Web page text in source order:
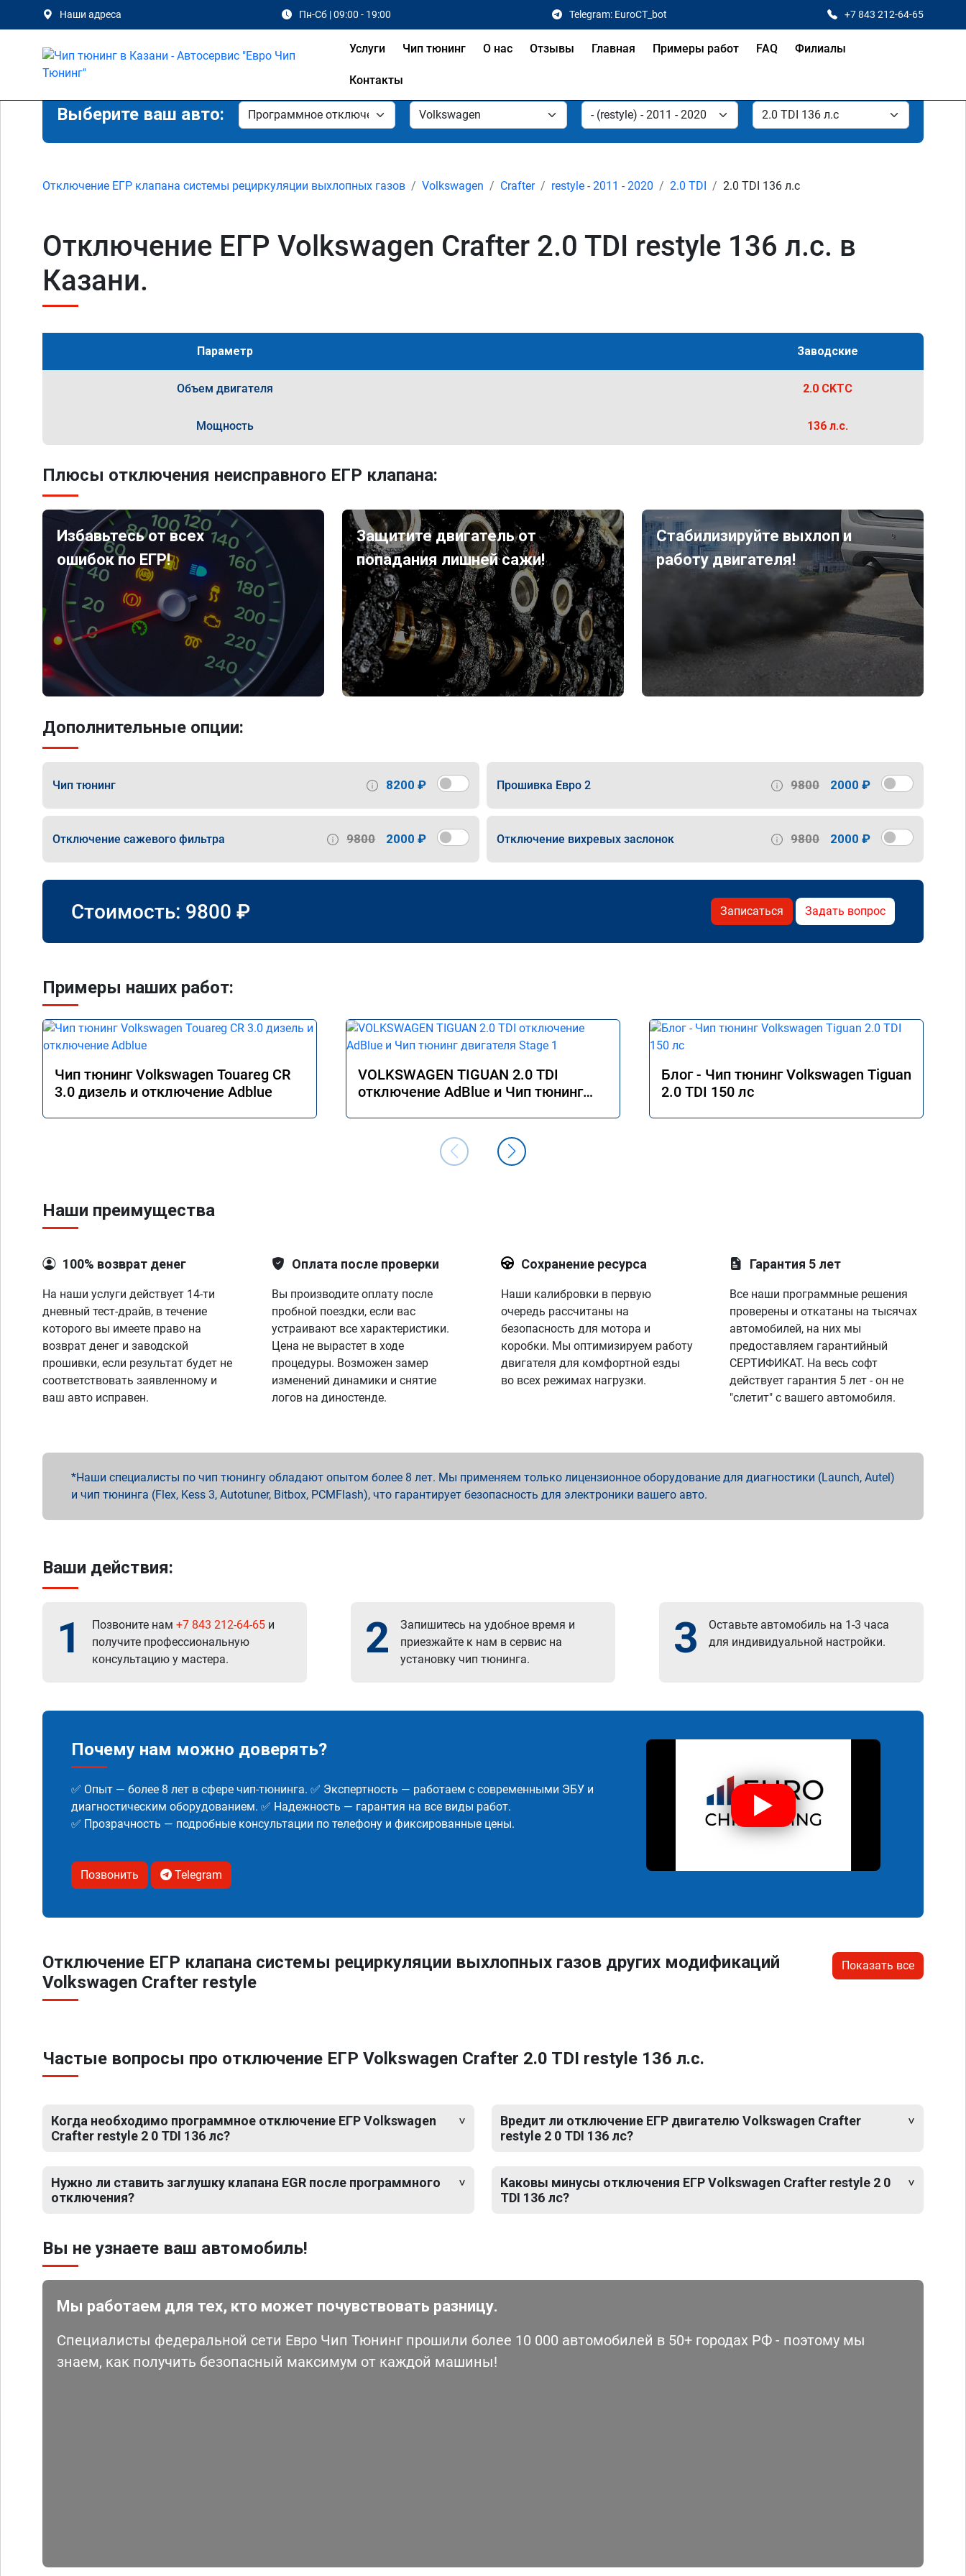
Наши адреса Пн-Сб | 09:00 - 19:00 Telegram: EuroCT_bot +7 843 212-64-65
Услуги Чип тюнинг О нас Отзывы Главная Примеры работ FAQ Филиалы
Контакты
Выберите ваш авто:
Отключение ЕГР клапана системы рециркуляции выхлопных газов Volkswagen Crafter restyle - 2011 - 2020 2.0 TDI 2.0 TDI 136 л.с
Отключение ЕГР Volkswagen Crafter 2.0 TDI restyle 136 л.с. в
Казани.
Параметр Заводские
Объем двигателя 2.0 CKTC
Мощность 136 л.с.
Плюсы отключения неисправного ЕГР клапана:
Избавьтесь от всех
ошибок по ЕГР!
Защитите двигатель от
попадания лишней сажи!
Стабилизируйте выхлоп и
работу двигателя!
Дополнительные опции:
Чип тюнинг 8200 ₽ Прошивка Евро 2 9800 2000 ₽
Отключение сажевого фильтра 9800 2000 ₽ Отключение вихревых заслонок 9800 2000 ₽
Стоимость: 9800 ₽ Записаться Задать вопрос
Примеры наших работ:
Чип тюнинг Volkswagen Touareg CR
3.0 дизель и отключение Adblue
VOLKSWAGEN TIGUAN 2.0 TDI
отключение AdBlue и Чип тюнинг
Блог - Чип тюнинг Volkswagen Tiguan
2.0 TDI 150 лс
Наши преимущества
100% возврат денег
На наши услуги действует 14-ти
дневный тест-драйв, в течение
которого вы имеете право на
возврат денег и заводской
прошивки, если результат будет не
соответствовать заявленному и
ваш авто исправен.
Оплата после проверки
Вы производите оплату после
пробной поездки, если вас
устраивают все характеристики.
Цена не вырастет в ходе
процедуры. Возможен замер
изменений динамики и снятие
логов на диностенде.
Сохранение ресурса
Наши калибровки в первую
очередь рассчитаны на
безопасность для мотора и
коробки. Мы оптимизируем работу
двигателя для комфортной езды
во всех режимах нагрузки.
Гарантия 5 лет
Все наши программные решения
проверены и откатаны на тысячах
автомобилей, на них мы
предоставляем гарантийный
СЕРТИФИКАТ. На весь софт
действует гарантия 5 лет - он не
"слетит" с вашего автомобиля.
Наши специалисты по чип тюнингу обладают опытом более 8 лет. Мы применяем только лицензионное оборудование для диагностики (Launch, Autel)
и чип тюнинга (Flex, Kess 3, Autotuner, Bitbox, PCMFlash), что гарантирует безопасность для электроники вашего авто.
Ваши действия:
1 Позвоните нам +7 843 212-64-65 и
получите профессиональную
консультацию у мастера.
2
Запишитесь на удобное время и
приезжайте к нам в сервис на
установку чип тюнинга.
3
Оставьте автомобиль на 1-3 часа
для индивидуальной настройки.
Почему нам можно доверять?
✅ Опыт — более 8 лет в сфере чип-тюнинга. ✅ Экспертность — работаем с современными ЭБУ и
диагностическим оборудованием. ✅ Надежность — гарантия на все виды работ.
✅ Прозрачность — подробные консультации по телефону и фиксированные цены.
Позвонить Telegram
Отключение ЕГР клапана системы рециркуляции выхлопных газов других модификаций
Volkswagen Crafter restyle
Показать все
Частые вопросы про отключение ЕГР Volkswagen Crafter 2.0 TDI restyle 136 л.с.
Когда необходимо программное отключение ЕГР Volkswagen
Crafter restyle 2 0 TDI 136 лс?
Нужно ли ставить заглушку клапана EGR после программного
отключения?
Вредит ли отключение ЕГР двигателю Volkswagen Crafter
restyle 2 0 TDI 136 лс?
Каковы минусы отключения ЕГР Volkswagen Crafter restyle 2 0
TDI 136 лс?
Вы не узнаете ваш автомобиль!
Мы работаем для тех, кто может почувствовать разницу.
Специалисты федеральной сети Евро Чип Тюнинг прошили более 10 000 автомобилей в 50+ городах РФ - поэтому мы
знаем, как получить безопасный максимум от каждой машины!